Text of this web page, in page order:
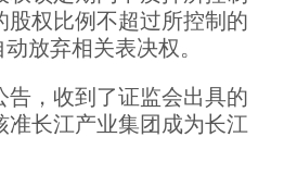
权比例不超过所控制的
放弃相关表决权。
告，收到了证监会出具的
准长江产业集团成为长江